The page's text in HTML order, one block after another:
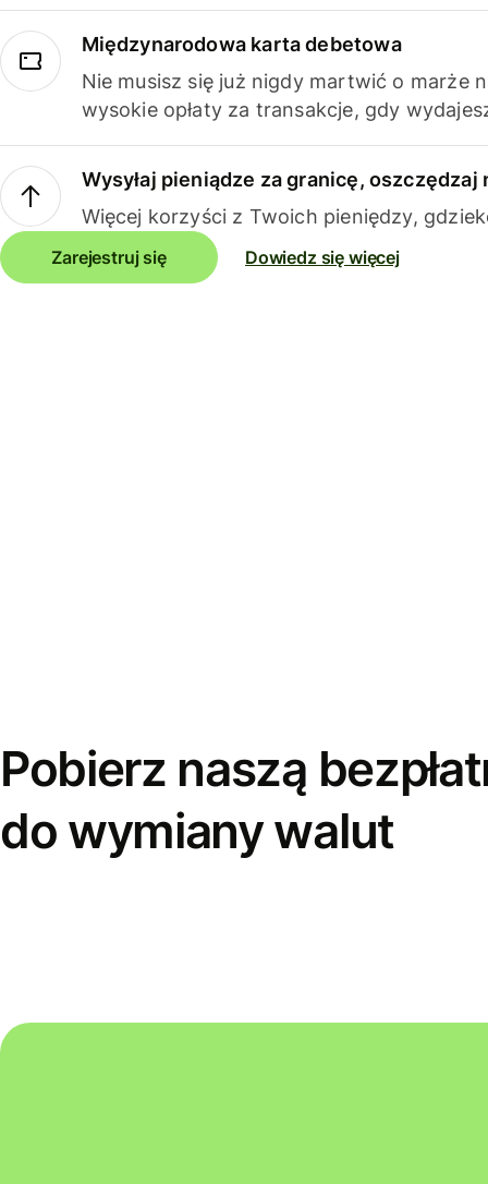
Międzynarodowa karta debetowa
Nie musisz się już nigdy martwić o marże
wysokie opłaty za transakcje, gdy
Wysyłaj pieniądze za granicę, oszczędzaj
Więcej korzyści z Twoich pieniędzy,
Zarejestruj się Dowiedz się więcej
Pobierz naszą
do wymiany walut